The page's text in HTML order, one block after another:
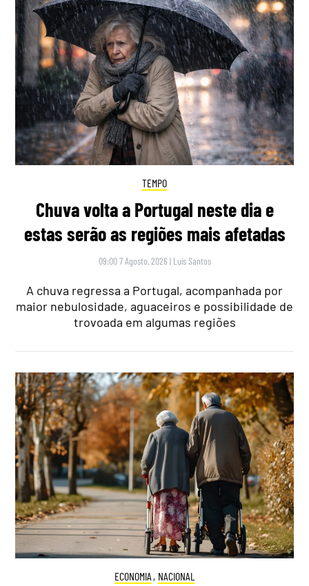
TEMPO
Chuva volta a Portugal neste dia e
estas serão as regiões mais afetadas
09:00 7 Agosto, 2026 | Luís Santos
A chuva regressa a Portugal, acompanhada por
maior nebulosidade, aguaceiros e possibilidade de
trovoada em algumas regiões
ECONOMIA , NACIONAL